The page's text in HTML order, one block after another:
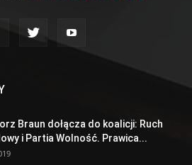
Braun dołącza do koalicji: Ruch
i Partia Wolność. Prawica...